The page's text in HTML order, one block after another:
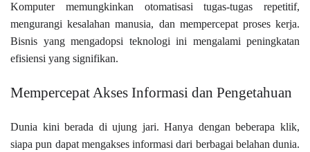
Komputer memungkinkan otomatisasi tugas-tugas repetitif,
mengurangi kesalahan manusia, dan mempercepat proses kerja.
Bisnis yang mengadopsi teknologi ini mengalami peningkatan
efisiensi yang signifikan.
Mempercepat Akses Informasi dan Pengetahuan
Dunia kini berada di ujung jari. Hanya dengan beberapa klik,
siapa pun dapat mengakses informasi dari berbagai belahan dunia.